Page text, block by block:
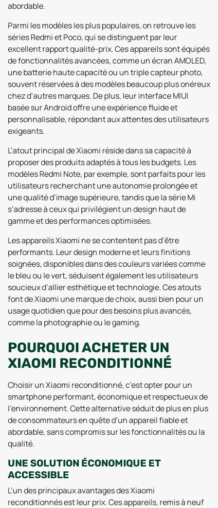
abordable.
Parmi les modèles les plus populaires, on retrouve les
séries Redmi et Poco, qui se distinguent par leur
excellent rapport qualité-prix. Ces appareils sont équipés
de fonctionnalités avancées, comme un écran AMOLED,
une batterie haute capacité ou un triple capteur photo,
souvent réservées à des modèles beaucoup plus onéreux
chez d’autres marques. De plus, leur interface MIUI
basée sur Android offre une expérience fluide et
personnalisable, répondant aux attentes des utilisateurs
exigeants.
L’atout principal de Xiaomi réside dans sa capacité à
proposer des produits adaptés à tous les budgets. Les
modèles Redmi Note, par exemple, sont parfaits pour les
utilisateurs recherchant une autonomie prolongée et
une qualité d’image supérieure, tandis que la série Mi
s’adresse à ceux qui privilégient un design haut de
gamme et des performances optimisées.
Les appareils Xiaomi ne se contentent pas d’être
performants. Leur design moderne et leurs finitions
soignées, disponibles dans des couleurs variées comme
le bleu ou le vert, séduisent également les utilisateurs
soucieux d’allier esthétique et technologie. Ces atouts
font de Xiaomi une marque de choix, aussi bien pour un
usage quotidien que pour des besoins plus avancés,
comme la photographie ou le gaming.
POURQUOI ACHETER UN
XIAOMI RECONDITIONNÉ
Choisir un Xiaomi reconditionné, c’est opter pour un
smartphone performant, économique et respectueux de
l’environnement. Cette alternative séduit de plus en plus
de consommateurs en quête d’un appareil fiable et
abordable, sans compromis sur les fonctionnalités ou la
qualité.
UNE SOLUTION ÉCONOMIQUE ET
ACCESSIBLE
L’un des principaux avantages des Xiaomi
reconditionnés est leur prix. Ces appareils, remis à neuf